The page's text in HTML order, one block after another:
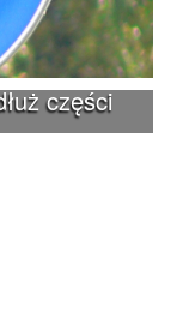
części